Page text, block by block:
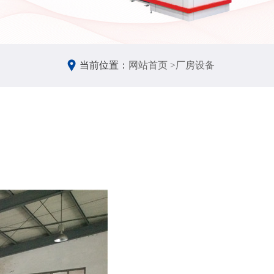
当前位置： 网站首页 >厂房设备